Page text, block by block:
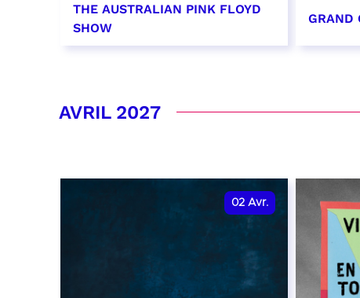
THE AUSTRALIAN PINK FLOYD
SHOW
GRAND
AVRIL 2027
02 Avr.